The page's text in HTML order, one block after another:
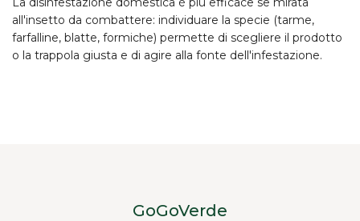
all'insetto da combattere: individuare la specie (tarme,
farfalline, blatte, formiche) permette di scegliere il prodotto
o la trappola giusta e di agire alla fonte dell'infestazione.
GoGoVerde